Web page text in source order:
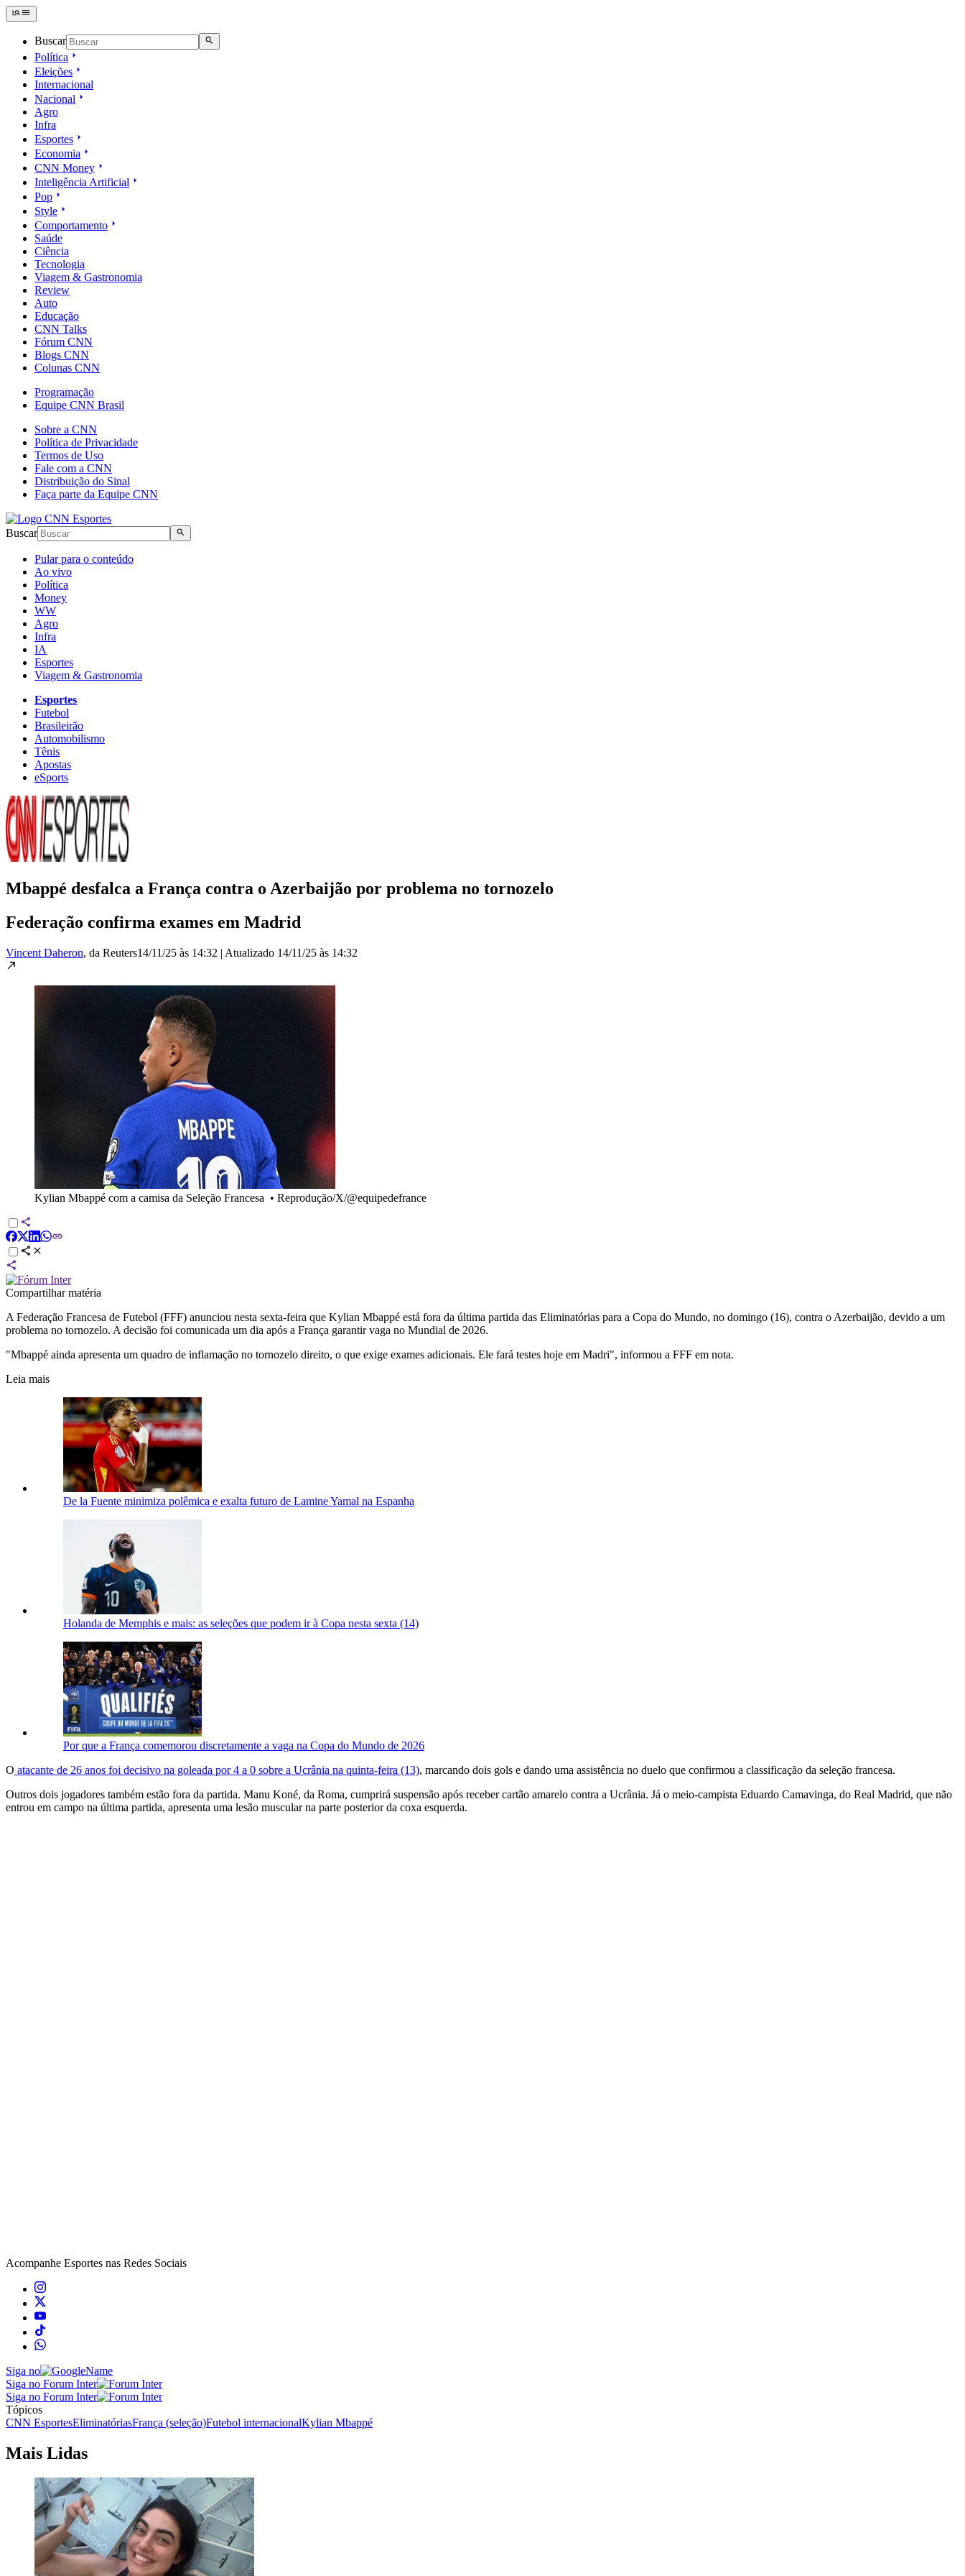
Buscar
Política
Eleições
Internacional
Nacional
Agro
Infra
Esportes
Economia
CNN Money
Inteligência Artificial
Pop
Style
Comportamento
Saúde
Ciência
Tecnologia
Viagem & Gastronomia
Review
Auto
Educação
CNN Talks
Fórum CNN
Blogs CNN
Colunas CNN
Programação
Equipe CNN Brasil
Sobre a CNN
Política de Privacidade
Termos de Uso
Fale com a CNN
Distribuição do Sinal
Faça parte da Equipe CNN
Buscar
Pular para o conteúdo
Ao vivo
Política
Money
WW
Agro
Infra
IA
Esportes
Viagem & Gastronomia
Esportes
Futebol
Brasileirão
Automobilismo
Tênis
Apostas
eSports
Mbappé desfalca a França contra o Azerbaijão por problema no tornozelo
Federação confirma exames em Madrid
Vincent Daheron, da Reuters14/11/25 às 14:32 | Atualizado 14/11/25 às 14:32
Kylian Mbappé com a camisa da Seleção Francesa • Reprodução/X/@equipedefrance
Compartilhar matéria
A Federação Francesa de Futebol (FFF) anunciou nesta sexta-feira que Kylian Mbappé está fora da última partida das Eliminatórias para a Copa do Mundo, no domingo (16), contra o Azerbaijão, devido a um
problema no tornozelo. A decisão foi comunicada um dia após a França garantir vaga no Mundial de 2026.
"Mbappé ainda apresenta um quadro de inflamação no tornozelo direito, o que exige exames adicionais. Ele fará testes hoje em Madri", informou a FFF em nota.
Leia mais
De la Fuente minimiza polêmica e exalta futuro de Lamine Yamal na Espanha
Holanda de Memphis e mais: as seleções que podem ir à Copa nesta sexta (14)
Por que a França comemorou discretamente a vaga na Copa do Mundo de 2026
O atacante de 26 anos foi decisivo na goleada por 4 a 0 sobre a Ucrânia na quinta-feira (13), marcando dois gols e dando uma assistência no duelo que confirmou a classificação da seleção francesa.
Outros dois jogadores também estão fora da partida. Manu Koné, da Roma, cumprirá suspensão após receber cartão amarelo contra a Ucrânia. Já o meio-campista Eduardo Camavinga, do Real Madrid, que não
entrou em campo na última partida, apresenta uma lesão muscular na parte posterior da coxa esquerda.
Acompanhe Esportes nas Redes Sociais
Siga no
Siga no Forum Inter
Siga no Forum Inter
Tópicos
CNN EsportesEliminatóriasFrança (seleção)Futebol internacionalKylian Mbappé
Mais Lidas